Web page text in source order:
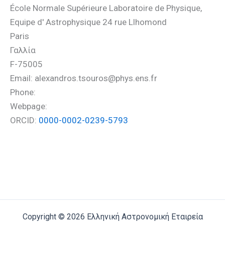
École Normale Supérieure Laboratoire de Physique,
Equipe d' Astrophysique 24 rue Llhomond
Paris
Γαλλία
F-75005
Email: alexandros.tsouros@phys.ens.fr
Phone:
Webpage:
ORCID: 0000-0002-0239-5793
Copyright © 2026 Ελληνική Αστρονομική Εταιρεία